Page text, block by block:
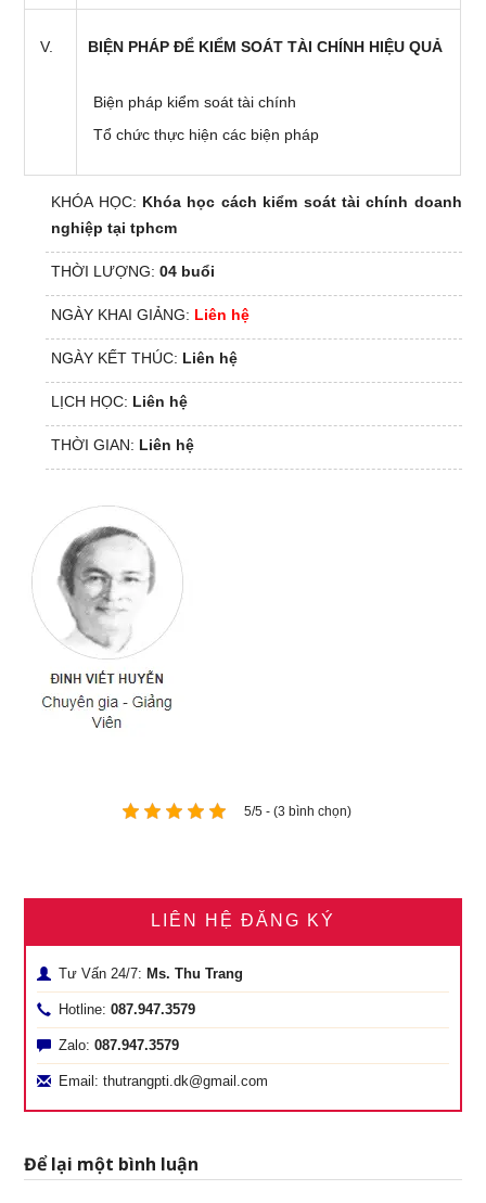
BIỆN PHÁP ĐỂ KIỂM SOÁT TÀI CHÍNH HIỆU QUẢ
Biện pháp kiểm soát tài chính
Tổ chức thực hiện các biện pháp
KHÓA HỌC: Khóa học cách kiểm soát tài chính doanh
nghiệp tại tphcm
THỜI LƯỢNG:04 buổi
NGÀY KHAI GIẢNG: Liên hệ
NGÀY KẾT THÚC: Liên hệ
LỊCH HỌC: Liên hệ
THỜI GIAN: Liên hệ
5/5 - (3 bình chọn)
LIÊN HỆ ĐĂNG KÝ
Tư Vấn 24/7:Ms. Thu Trang
Hotline:087.947.3579
Zalo:087.947.3579
Email: thutrangpti.dk@gmail.com
Để lại một bình luận